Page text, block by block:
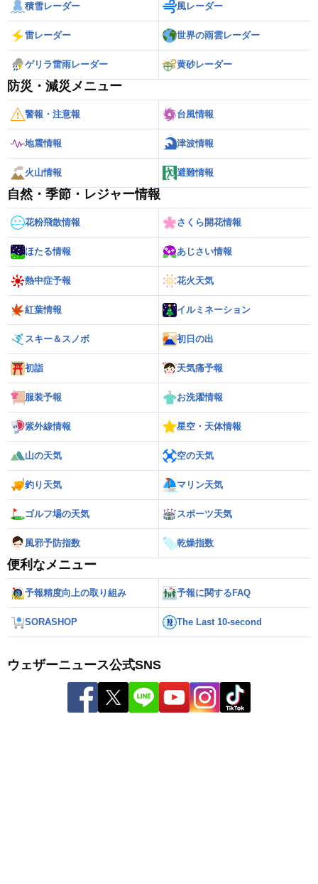
積雪レーダー 風レーダー
雷レーダー 世界の雨雲レーダー
ゲリラ雷雨レーダー 黄砂レーダー
防災・減災メニュー
警報・注意報 台風情報
地震情報 津波情報
火山情報 避難情報
自然・季節・レジャー情報
花粉飛散情報 さくら開花情報
ほたる情報 あじさい情報
熱中症予報 花火天気
紅葉情報 イルミネーション
スキー＆スノボ 初日の出
初詣 天気痛予報
服装予報 お洗濯情報
紫外線情報 星空・天体情報
山の天気 空の天気
釣り天気 マリン天気
ゴルフ場の天気 スポーツ天気
風邪予防指数 乾燥指数
便利なメニュー
予報精度向上の取り組み 予報に関するFAQ
SORASHOP The Last 10-second
ウェザーニュース公式SNS